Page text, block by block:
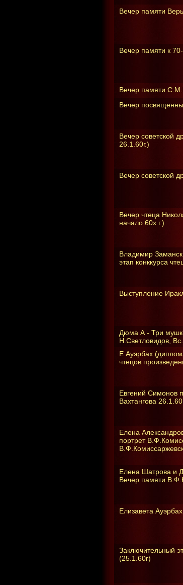
Вечер памяти
Вечер памяти к
Вечер памяти
Вечер
Вечер советской
26.1.60г.)
Вечер советской
Вечер чтеца
начало 60х г.)
Владимир
этап конккурса
Выступление
Дюма А - Три
Н.Светловидов,
Е.Ауэрбах
чтецов
Евгений Симонов
Вахтангова
Елена
портрет
Елена Шатрова и
Вечер памяти
Елизавета
Заключительный
(25.1.60г)